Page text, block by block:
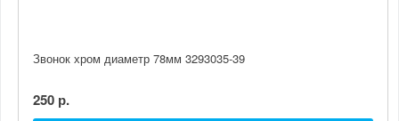
Звонок хром диаметр 78мм 3293035-39
250 р.